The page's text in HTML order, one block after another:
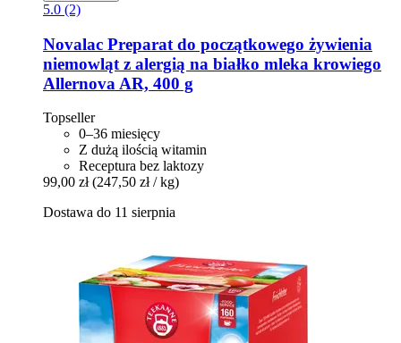
5.0 (2)
Novalac Preparat do początkowego żywienia
niemowląt z alergią na białko mleka krowiego
Allernova AR, 400 g
Topseller
0–36 miesięcy
Z dużą ilością witamin
Receptura bez laktozy
99,00 zł (247,50 zł / kg)
Dostawa do 11 sierpnia